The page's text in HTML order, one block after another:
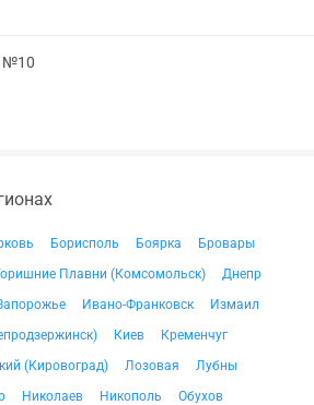
№10
Борисполь Боярка
Бровары
Плавни (Комсомольск)
Днепр
Ивано-Франковск
Измаил
Киев
Кременчуг
(Кировоград) Лозовая
Лубны
Николаев Никополь
Обухов